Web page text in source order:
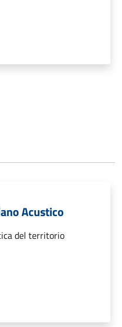
Acustico
del territorio